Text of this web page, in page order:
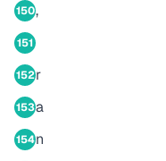
150,
151
152r
153a
154n